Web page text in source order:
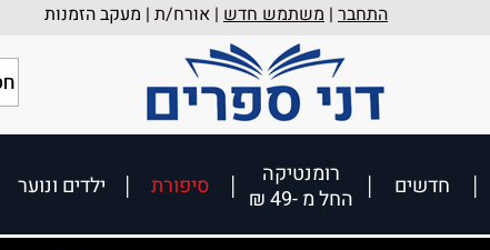
התחבר | משתמש חדש | אורח/ת | מעקב הזמנות
חדשים
רומנטיקה
החל מ -49 ₪
סיפורת ילדים ונוער